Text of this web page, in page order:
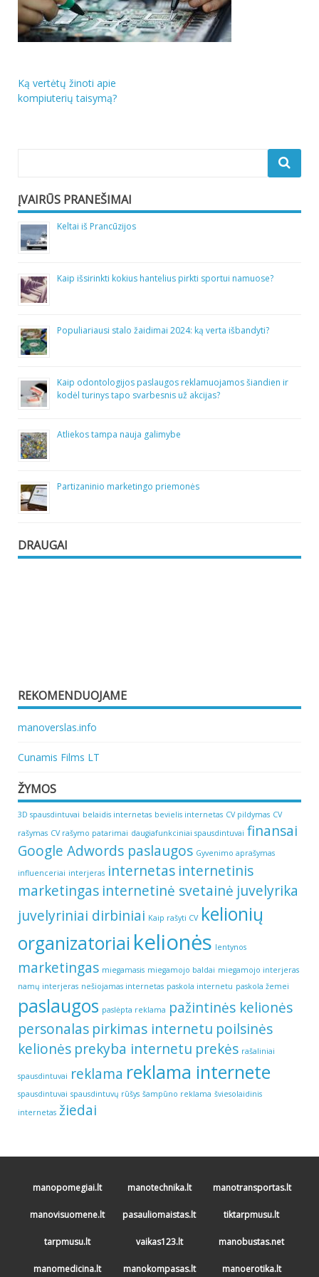
Navigacija
tarp
Ką vertėtų žinoti apie
kompiuterių taisymą?
ĮVAIRŪS PRANEŠIMAI
Keltai iš Prancūzijos
Kaip išsirinkti kokius hantelius pirkti sportui namuose?
Populiariausi stalo žaidimai 2024: ką verta išbandyti?
Kaip odontologijos paslaugos reklamuojamos šiandien ir
kodėl turinys tapo svarbesnis už akcijas?
Atliekos tampa nauja galimybe
Partizaninio marketingo priemonės
DRAUGAI
REKOMENDUOJAME
manoverslas.info
Cunamis Films LT
ŽYMOS
3D spausdintuvai belaidis internetas bevielis internetas CV pildymas CV
rašymas CV rašymo patarimai daugiafunkciniai spausdintuvai finansai
Google Adwords paslaugos Gyvenimo aprašymas
influenceriai interjeras internetas internetinis
marketingas internetinė svetainė juvelyrika
juvelyriniai dirbiniai Kaip rašyti CV kelionių
organizatoriai kelionės lentynos
marketingas miegamasis miegamojo baldai miegamojo interjeras
namų interjeras nešiojamas internetas paskola internetu paskola žemei
paslaugos paslėpta reklama pažintinės kelionės
personalas pirkimas internetu poilsinės
kelionės prekyba internetu prekės rašaliniai
spausdintuvai reklama reklama internete
spausdintuvai spausdintuvų rūšys šampūno reklama šviesolaidinis
internetas žiedai
manopomegiai.lt manotechnika.lt manotransportas.lt
manovisuomene.lt pasauliomaistas.lt tiktarpmusu.lt
tarpmusu.lt vaikas123.lt manobustas.net
manomedicina.lt manokompasas.lt manoerotika.lt